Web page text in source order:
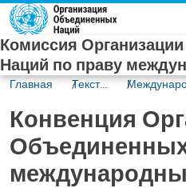
Skip to main content
Комиссия
Наций по праву
Главная
Тексты
статус
медиация
Конвенция